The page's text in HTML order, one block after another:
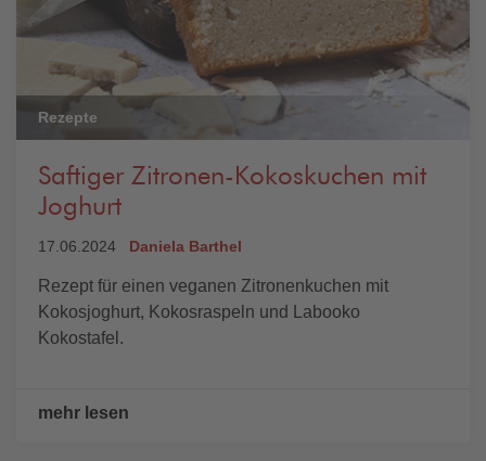
Rezepte
Saftiger Zitronen-Kokoskuchen mit
Joghurt
17.06.2024 Daniela Barthel
Rezept für einen veganen Zitronenkuchen mit
Kokosjoghurt, Kokosraspeln und Labooko
Kokostafel.
mehr lesen